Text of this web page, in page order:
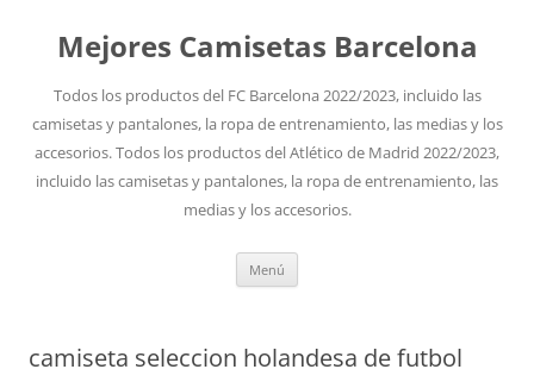
Mejores Camisetas Barcelona
Todos los productos del FC Barcelona 2022/2023, incluido las
camisetas y pantalones, la ropa de entrenamiento, las medias y los
accesorios. Todos los productos del Atlético de Madrid 2022/2023,
incluido las camisetas y pantalones, la ropa de entrenamiento, las
medias y los accesorios.
Menú
camiseta seleccion holandesa de futbol